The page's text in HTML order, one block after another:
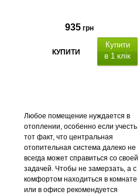
935 грн
КУПИТИ
Купити
в 1 клік
Любое помещение нуждается в
отоплении, особенно если учесть
тот факт, что центральная
отопительная система далеко не
всегда может справиться со своей
задачей. Чтобы не замерзать, а с
комфортом находиться в комнате
или в офисе рекомендуется